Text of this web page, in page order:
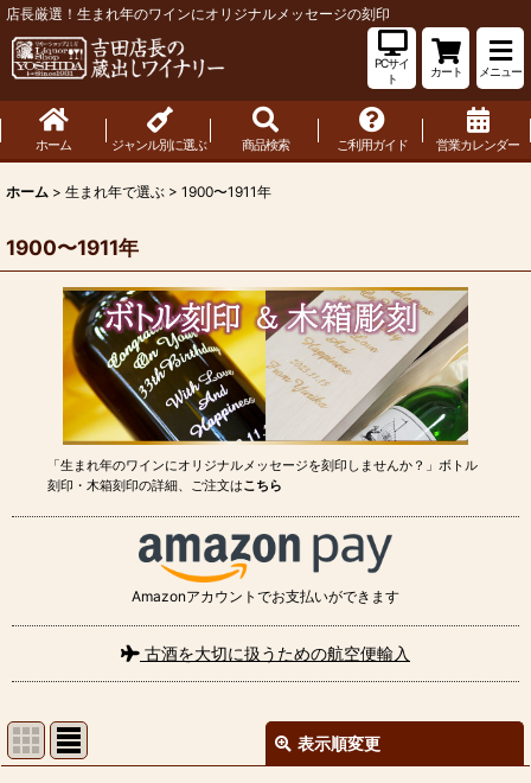
店長厳選！生まれ年のワインにオリジナルメッセージの刻印
PCサイ
ト
カート メニュー
ホーム ジャンル別に選ぶ 商品検索 ご利用ガイド 営業カレンダー
ホーム > 生まれ年で選ぶ > 1900〜1911年
1900〜1911年
「生まれ年のワインにオリジナルメッセージを刻印しませんか？」ボトル
刻印・木箱刻印の詳細、ご注文はこちら
Amazonアカウントでお支払いができます
古酒を大切に扱うための航空便輸入
表示順変更